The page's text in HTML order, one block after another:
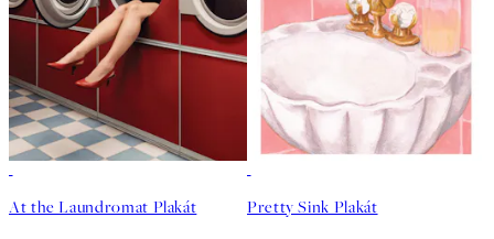
At the Laundromat Plakát Pretty Sink Plakát